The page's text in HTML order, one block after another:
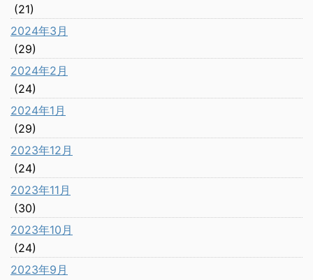
(21)
2024年3月
(29)
2024年2月
(24)
2024年1月
(29)
2023年12月
(24)
2023年11月
(30)
2023年10月
(24)
2023年9月